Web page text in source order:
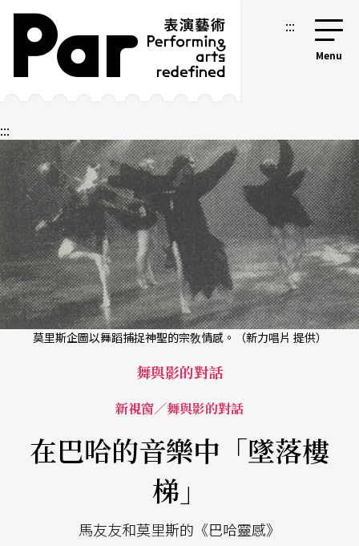
跳到主要內容區塊
網站導覽 :::
:::
莫里斯企圖以舞蹈捕捉神聖的宗敎情感。（新力唱片 提供）
舞與影的對話
新視窗／舞與影的對話
在巴哈的音樂中「墜落樓
梯」
馬友友和莫里斯的《巴哈靈感》